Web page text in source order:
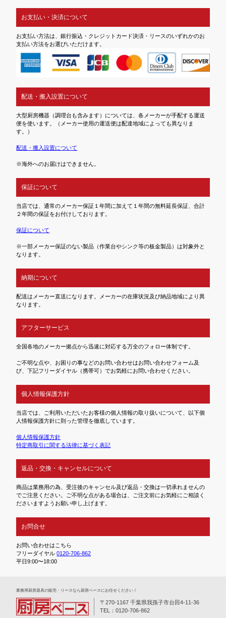
お支払い・決済について
お支払い方法は、銀行振込・クレジットカード決済・リースのいずれかのお
支払い方法をお選びいただけます。
配送・搬入設置について
大型厨房機器（調理台も含みます）については、各メーカーが手配する運送
便を使います。（メーカー使用の運送便は配達地域によっても異なりま
す。）
配送・搬入設置について
※海外へのお届けはできません。
保証について
当店では、通常のメーカー保証１年間に加えて１年間の無料延長保証、合計
２年間の保証をお付けしております。
保証について
※一部メーカー保証のない製品（作業台やシンク等の板金製品）は対象外と
なります。
納期について
配送はメーカー直送になります。メーカーの在庫状況及び納品地域により異
なります。
アフターサービス
全国各地のメーカー拠点から迅速に対応する万全のフォロー体制です。
ご不明な点や、お困りの事などのお問い合わせはお問い合わせフォーム及
び、下記フリーダイヤル（携帯可）でお気軽にお問い合わせください。
個人情報保護方針
当店では、ご利用いただいたお客様の個人情報の取り扱いについて、以下個
人情報保護方針に則った管理を徹底しています。
個人情報保護方針
特定商取引に関する法律に基づく表記
返品・交換・キャンセルについて
商品は業務用の為、受注後のキャンセル及び返品・交換は一切承れませんの
でご注意ください。ご不明な点がある場合は、ご注文前にお気軽にご相談く
ださいますようお願い申し上げます。
お問合せ
お問い合わせはこちら
フリーダイヤル0120-706-862
平日9:00〜18:00
業務⽤厨房器具の販売・リースなら厨房ベースにお任せください！
〒270-1167 千葉県我孫子市台田4-11-36
TEL：0120-706-862